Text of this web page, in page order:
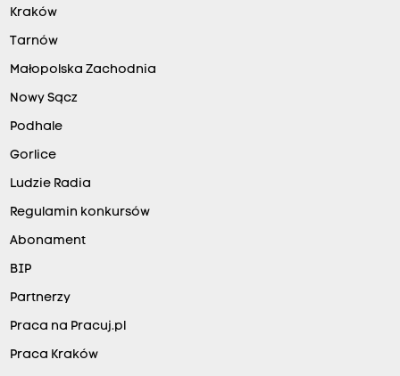
Kraków
Tarnów
Małopolska Zachodnia
Nowy Sącz
Podhale
Gorlice
Ludzie Radia
Regulamin konkursów
Abonament
BIP
Partnerzy
Praca na Pracuj.pl
Praca Kraków